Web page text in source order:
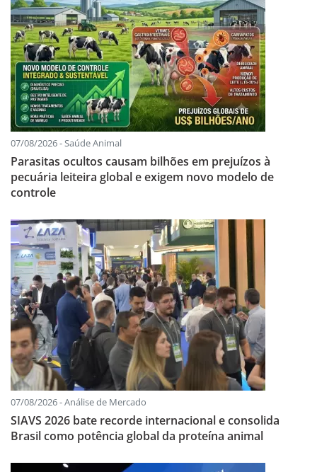
07/08/2026 - Saúde Animal
Parasitas ocultos causam bilhões em prejuízos à
pecuária leiteira global e exigem novo modelo de
controle
07/08/2026 - Análise de Mercado
SIAVS 2026 bate recorde internacional e consolida
Brasil como potência global da proteína animal